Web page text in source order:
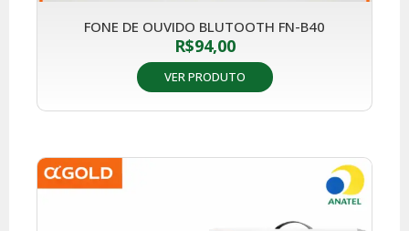
FONE DE OUVIDO BLUTOOTH FN-B40
R$94,00
VER PRODUTO